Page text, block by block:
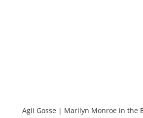
Agii Gosse | Marilyn Monroe in the